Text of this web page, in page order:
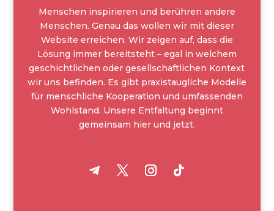
Menschen inspirieren und berühren andere
Menschen. Genau das wollen wir mit dieser
Website erreichen. Wir zeigen auf, dass die
Lösung immer bereitsteht – egal in welchem
geschichtlichen oder gesellschaftlichen Kontext
wir uns befinden. Es gibt praxistaugliche Modelle
für menschliche Kooperation und umfassenden
Wohlstand. Unsere Entfaltung beginnt
gemeinsam hier und jetzt.